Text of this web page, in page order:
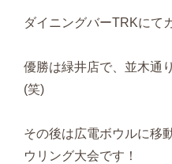
ダイニングバーTRKにて
優勝は緑井店で、並木通
(笑)
その後は広電ボウルに移
ウリング大会です！